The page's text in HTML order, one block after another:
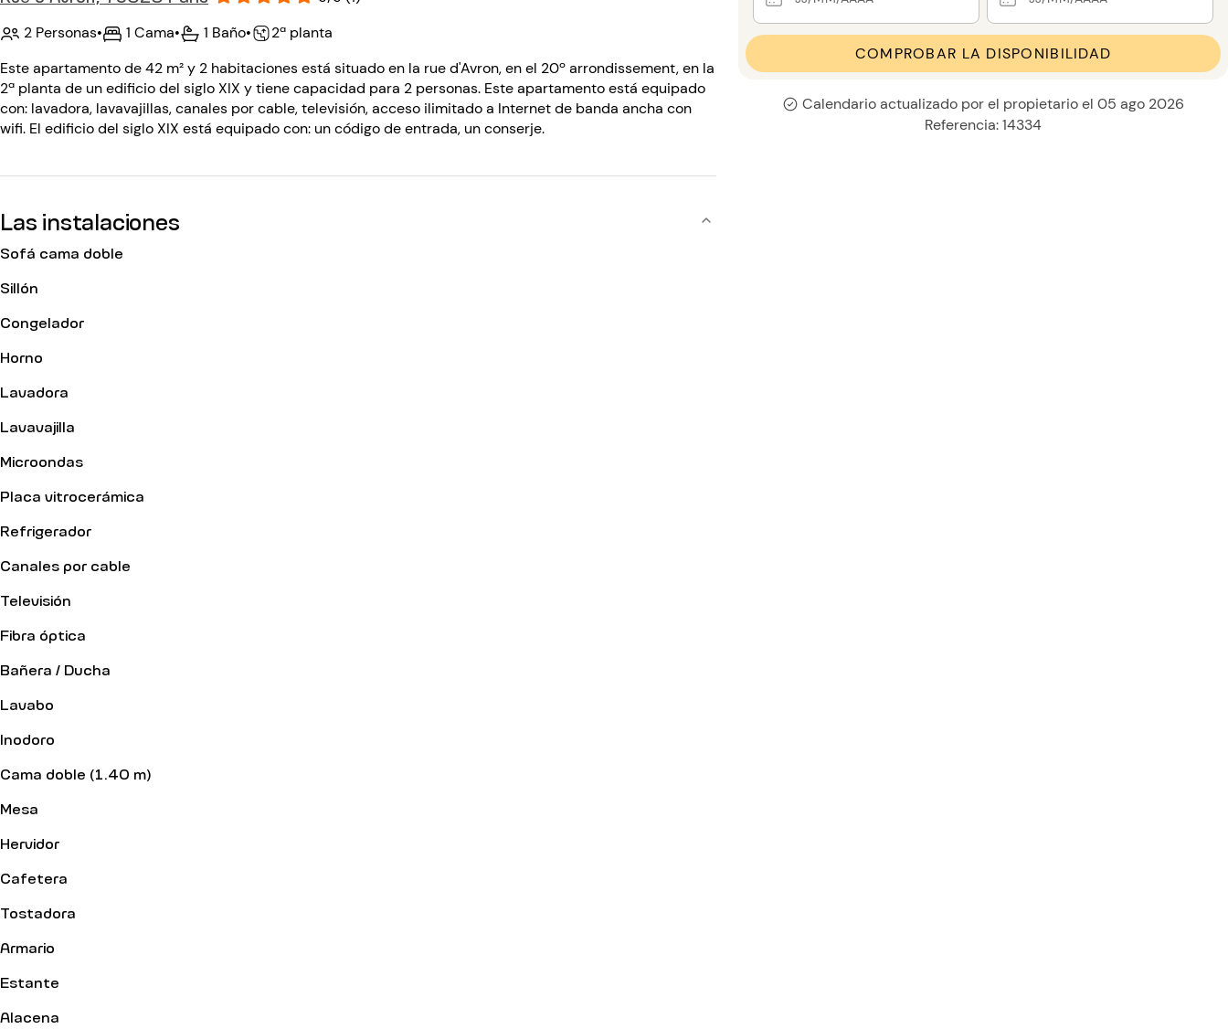
2 Personas• 1 Cama• 1 Baño•
2ª planta
Este apartamento de 42 m² y 2 habitaciones está situado en la rue d'Avron, en el 20º arrondissement, en la
2ª planta de un edificio del siglo XIX y tiene capacidad para 2 personas. Este apartamento está equipado
con: lavadora, lavavajillas, canales por cable, televisión, acceso ilimitado a Internet de banda ancha con
wifi. El edificio del siglo XIX está equipado con: un código de entrada, un conserje.
Las instalaciones
Sofá cama doble
Sillón
Congelador
Horno
Lavadora
Lavavajilla
Microondas
Placa vitrocerámica
Refrigerador
Canales por cable
Televisión
Fibra óptica
Bañera / Ducha
Lavabo
Inodoro
Cama doble (1.40 m)
Mesa
Hervidor
Cafetera
Tostadora
Armario
Estante
Alacena
COMPROBAR LA DISPONIBILIDAD
Calendario actualizado por el propietario el 05 ago 2026
Referencia: 14334